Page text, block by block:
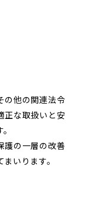
の他の関連法令
正な取扱いと安
護の一層の改善
いります。